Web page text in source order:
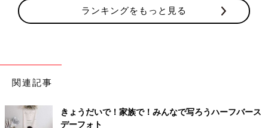
こちらの画像は、 双子 ちゃんのハーフバースデーフォト。色違い
のふわふわチュチュドレスやリボンクラウンが赤ちゃんの雰囲気
思い出のクーファンと一緒に撮影で成長を実感！
ランキングをもっと見る
関連記事
きょうだいで！家族で！みんなで写ろうハーフバース
デーフォト